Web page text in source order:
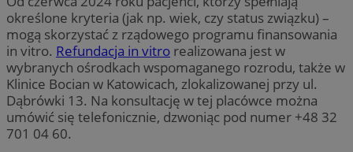
określone kryteria (jak np. wiek, czy status związku) –
mogą skorzystać z rządowego programu finansowania
in vitro. Refundacja in vitro realizowana jest w
wybranych ośrodkach wspomaganego rozrodu, także w
Klinice Bocian w Katowicach, zlokalizowanej przy ul.
Dąbrówki 13. Na konsultację w tej placówce można
umówić się telefonicznie, dzwoniąc pod numer +48 32
701 04 60.